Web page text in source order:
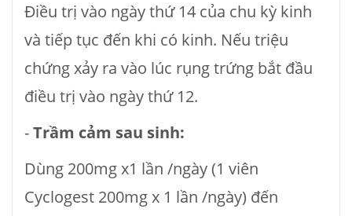
Điều trị vào ngày thứ 14 của chu kỳ kinh
và tiếp tục đến khi có kinh. Nếu triệu
chứng xảy ra vào lúc rụng trứng bắt đầu
điều trị vào ngày thứ 12.
-Trầm cảm sau sinh:
Dùng 200mg x1 lần /ngày (1 viên
Cyclogest 200mg x 1 lần /ngày) đến